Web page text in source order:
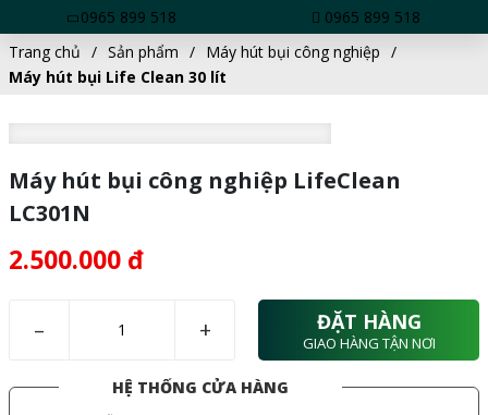
0965 899 518
0965 899 518
Trang chủ
Sản phẩm
Máy hút bụi công nghiệp
Máy hút bụi Life Clean 30 lít
Máy hút bụi công nghiệp LifeClean
LC301N
2.500.000 đ
– + ĐẶT HÀNG
GIAO HÀNG TẬN NƠI
HỆ THỐNG CỬA HÀNG